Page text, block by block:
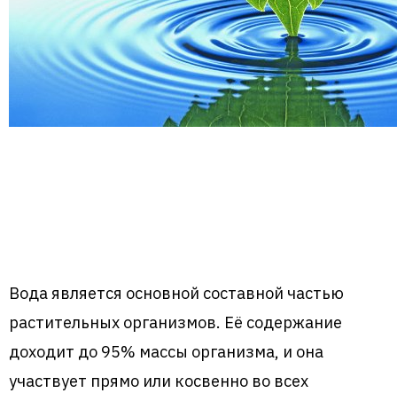
Вода является основной составной частью
растительных организмов. Её содержание
доходит до 95% массы организма, и она
участвует прямо или косвенно во всех